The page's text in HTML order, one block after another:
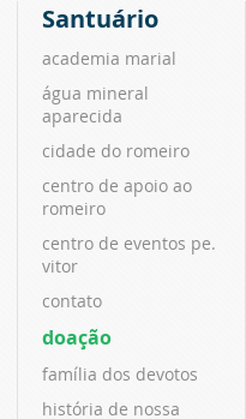
Santuário
academia marial
água mineral
aparecida
cidade do romeiro
centro de apoio ao
romeiro
centro de eventos pe.
vitor
contato
doação
família dos devotos
história de nossa